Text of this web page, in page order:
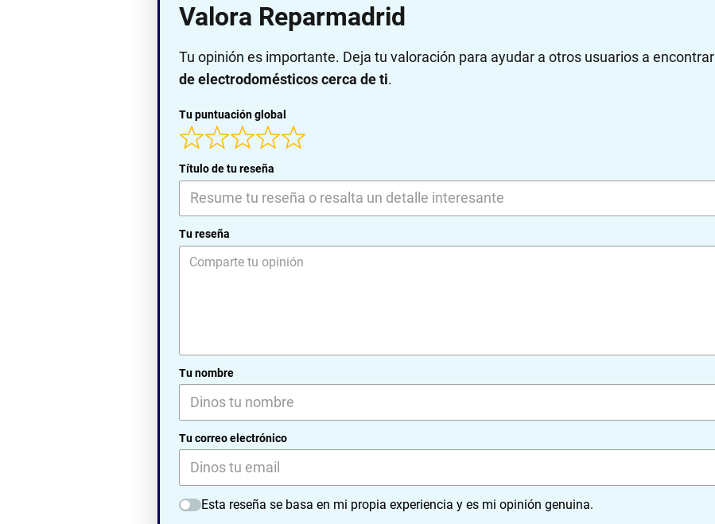
Valora Reparmadrid
Tu opinión es importante. Deja tu valoración para ayudar a otros usuarios a encontrar
de electrodomésticos cerca de ti.
Tu puntuación global
Título de tu reseña
Tu reseña
Tu nombre
Tu correo electrónico
Esta reseña se basa en mi propia experiencia y es mi opinión genuina.